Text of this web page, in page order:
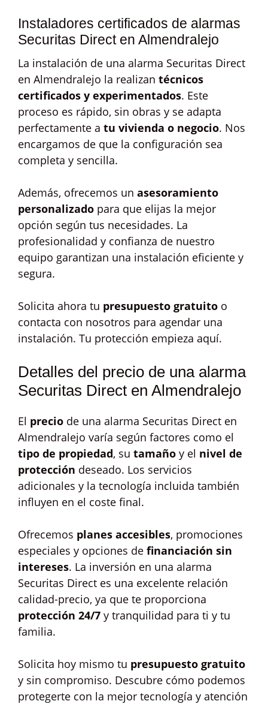
Instaladores certificados de alarmas
Securitas Direct en Almendralejo
La instalación de una alarma Securitas Direct
en Almendralejo la realizan técnicos
certificados y experimentados. Este
proceso es rápido, sin obras y se adapta
perfectamente a tu vivienda o negocio. Nos
encargamos de que la configuración sea
completa y sencilla.
Además, ofrecemos un asesoramiento
personalizado para que elijas la mejor
opción según tus necesidades. La
profesionalidad y confianza de nuestro
equipo garantizan una instalación eficiente y
segura.
Solicita ahora tu presupuesto gratuito o
contacta con nosotros para agendar una
instalación. Tu protección empieza aquí.
Detalles del precio de una alarma
Securitas Direct en Almendralejo
El precio de una alarma Securitas Direct en
Almendralejo varía según factores como el
tipo de propiedad, su tamaño y el nivel de
protección deseado. Los servicios
adicionales y la tecnología incluida también
influyen en el coste final.
Ofrecemos planes accesibles, promociones
especiales y opciones de financiación sin
intereses. La inversión en una alarma
Securitas Direct es una excelente relación
calidad-precio, ya que te proporciona
protección 24/7 y tranquilidad para ti y tu
familia.
Solicita hoy mismo tu presupuesto gratuito
y sin compromiso. Descubre cómo podemos
protegerte con la mejor tecnología y atención